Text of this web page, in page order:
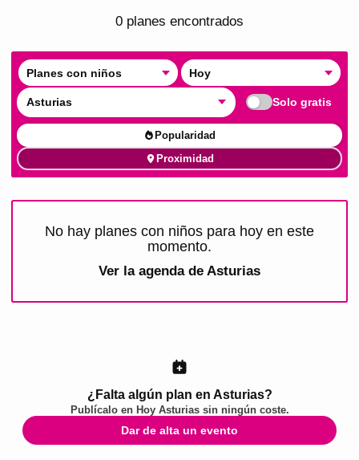
0 planes encontrados
Planes con niños Hoy
Asturias Solo gratis
Popularidad
Proximidad
No hay planes con niños para hoy en este
momento.
Ver la agenda de Asturias
¿Falta algún plan en Asturias?
Publícalo en Hoy Asturiassin ningún coste.
Dar de alta un evento